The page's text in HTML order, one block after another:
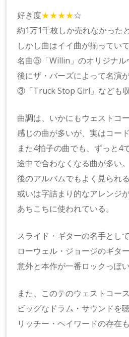
好き度★★★★☆
約1万1千枚しか売れなかった
しかし曲はイイ曲が揃っていて
名曲⑤「Willin」のオリジナル
後にザ・バーズによって名演
③「Truck Stop Girl」なども収
曲調は、いかにもウェストコ
感じの曲が多いが、実はコー
また4拍子の曲でも、ずっと4
途中で合わなくなる曲が多い。
後のアルバムでもよく見られる
或いは字詰まり的なアレンジ
あちこちに使われている。
スライド・ギターの名手とし
ローウェル・ジョージのギタ
意外と本作が一番ロックっぽ
また、このテのウェストコー
ビッグなドラム・サウンドを
リッチー・ヘイワードの存在